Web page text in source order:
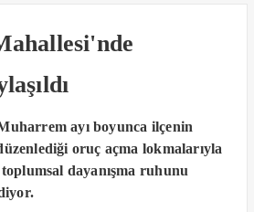
ayı boyunca ilçenin
oruç açma lokmalarıyla
dayanışma ruhunu